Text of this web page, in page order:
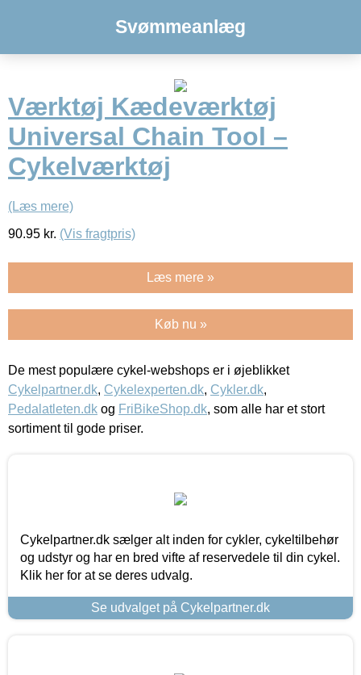
Svømmeanlæg
Værktøj Kædeværktøj
Universal Chain Tool –
Cykelværktøj
(Læs mere)
90.95 kr. (Vis fragtpris)
Læs mere »
Køb nu »
De mest populære cykel-webshops er i øjeblikket
Cykelpartner.dk, Cykelexperten.dk, Cykler.dk,
Pedalatleten.dk og FriBikeShop.dk, som alle har et stort
sortiment til gode priser.
Cykelpartner.dk sælger alt inden for cykler, cykeltilbehør
og udstyr og har en bred vifte af reservedele til din cykel.
Klik her for at se deres udvalg.
Se udvalget på Cykelpartner.dk